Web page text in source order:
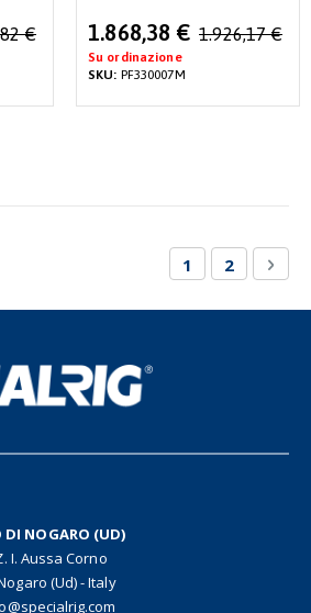
€
Special
Price
1.868,38 € 1.926,17 €
Su ordinazione
SKU: PF330007M
Pagina
Attualmente
1 Pagina
2
DI NOGARO (UD)
I. Aussa Corno
(Ud) - Italy